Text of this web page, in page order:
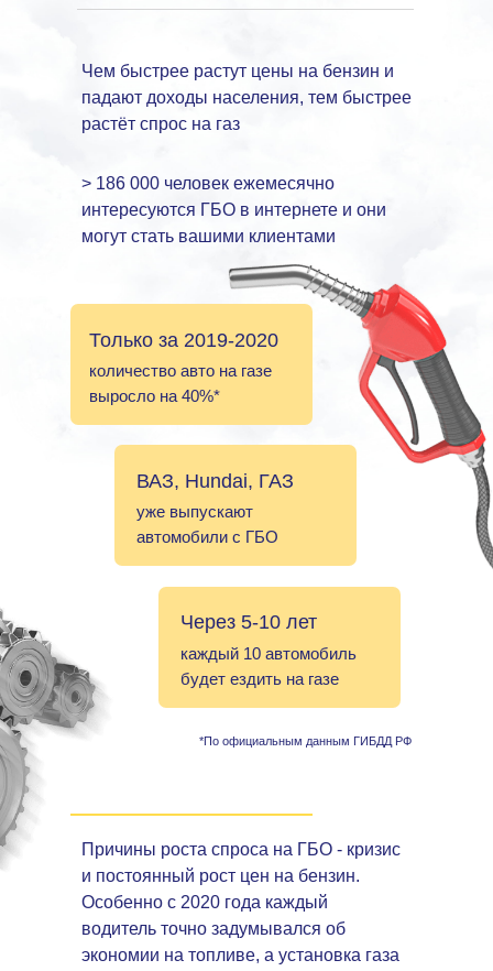
Чем быстрее растут цены на бензин и
падают доходы населения, тем быстрее
растёт спрос на газ
> 186 000 человек ежемесячно
интересуются ГБО в интернете и они
могут стать вашими клиентами
Причины роста спроса на ГБО - кризис
и постоянный рост цен на бензин.
Особенно с 2020 года каждый
водитель точно задумывался об
экономии на топливе, а установка газа
Только за 2019-2020
количество авто на газе
выросло на 40%*
ВАЗ, Hundai, ГАЗ
уже выпускают
автомобили с ГБО
Через 5-10 лет
каждый 10 автомобиль
будет ездить на газе
*По официальным данным ГИБДД РФ